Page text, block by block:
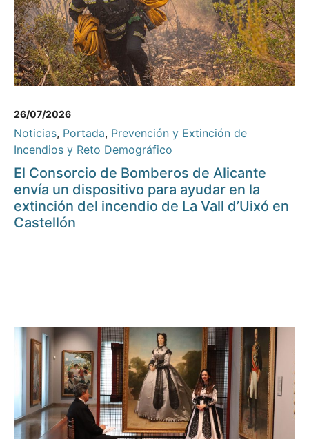
26/07/2026
Noticias, Portada, Prevención y Extinción de
Incendios y Reto Demográfico
El Consorcio de Bomberos de Alicante
envía un dispositivo para ayudar en la
extinción del incendio de La Vall d’Uixó en
Castellón